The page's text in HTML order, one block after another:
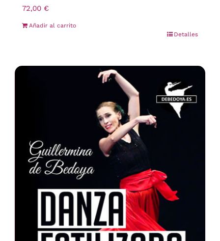
72,00 €
Añadir al carrito
Detalles